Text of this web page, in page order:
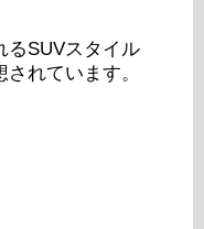
るSUVスタイル
れています。